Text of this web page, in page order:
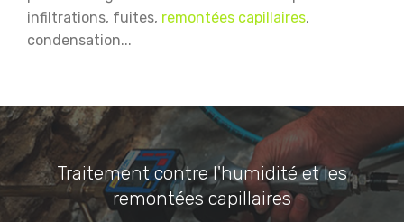
infiltrations, fuites, remontées capillaires,
condensation...
Traitement contre l'humidité et les
remontées capillaires